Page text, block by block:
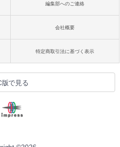
編集部へのご連絡
会社概要
特定商取引法に基づく表示
版で見る